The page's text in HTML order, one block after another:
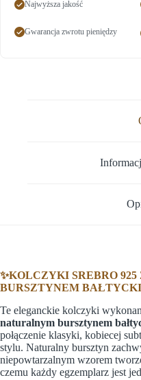
Najwyższa jakość
Gwarancja zwrotu pieniędzy
✨KOLCZYKI SREBRO
BURSZTYNEM
Te eleganckie kolczyki
naturalnym bursztynem
połączenie klasyki, kobiecej
stylu. Naturalny bursztyn
niepowtarzalnym wzorem
czemu każdy egzemplarz jest